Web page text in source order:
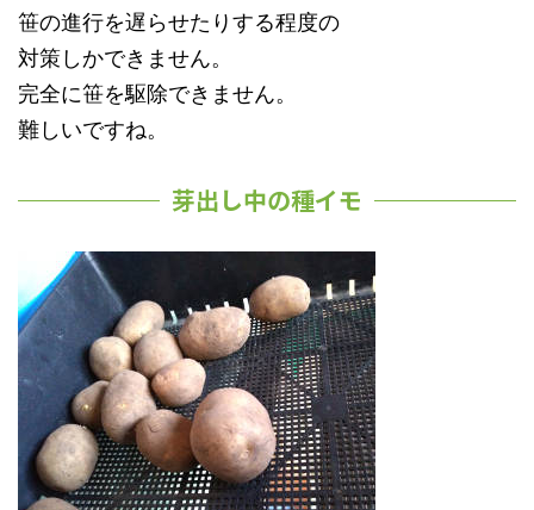
笹の進行を遅らせたりする程度の
対策しかできません。
完全に笹を駆除できません。
難しいですね。
芽出し中の種イモ